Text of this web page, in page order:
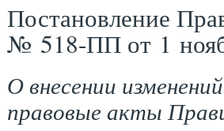
Постановление
№ 518-ПП от 1
О внесении
правовые акты